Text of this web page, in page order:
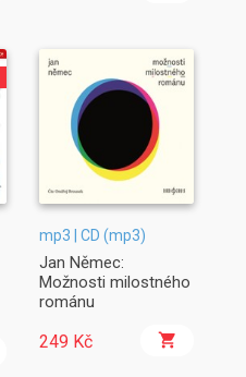
mp3 | CD (mp3)
Jan Němec:
Možnosti milostného
románu
249 Kč